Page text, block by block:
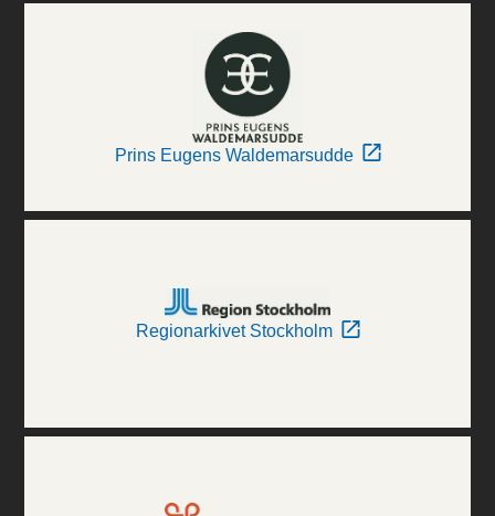
Prins Eugens Waldemarsudde
Regionarkivet Stockholm